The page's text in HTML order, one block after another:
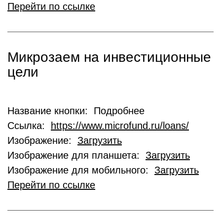
Перейти по ссылке
Микрозаем на инвестиционные
цели
Название кнопки: Подробнее
Ссылка:
https://www.microfund.ru/loans/
Изображение: Загрузить
Изображение для планшета: Загрузить
Изображение для мобильного: Загрузить
Перейти по ссылке